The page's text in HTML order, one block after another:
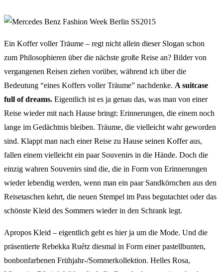
Ein Koffer voller Träume – regt nicht allein dieser Slogan schon
zum Philosophieren über die nächste große Reise an? Bilder von
vergangenen Reisen ziehen vorüber, während ich über die
Bedeutung “eines Koffers voller Träume” nachdenke. A suitcase
full of dreams. Eigentlich ist es ja genau das, was man von einer
Reise wieder mit nach Hause bringt: Erinnerungen, die einem noch
lange im Gedächtnis bleiben. Träume, die vielleicht wahr geworden
sind. Klappt man nach einer Reise zu Hause seinen Koffer aus,
fallen einem vielleicht ein paar Souvenirs in die Hände. Doch die
einzig wahren Souvenirs sind die, die in Form von Erinnerungen
wieder lebendig werden, wenn man ein paar Sandkörnchen aus den
Reisetaschen kehrt, die neuen Stempel im Pass begutachtet oder das
schönste Kleid des Sommers wieder in den Schrank legt.
Apropos Kleid – eigentlich geht es hier ja um die Mode. Und die
präsentierte Rebekka Ruétz diesmal in Form einer pastellbunten,
bonbonfarbenen Frühjahr-/Sommerkollektion. Helles Rosa,